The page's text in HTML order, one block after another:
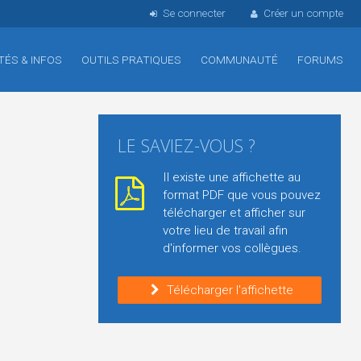
Se connecter Créer un compte
& INFOS OUTILS PRATIQUES COMMUNAUTÉ FORUMS
LE SAVIEZ-VOUS ?
Il existe une affichette au
format PDF que vous pouvez
télécharger et afficher sur
votre lieu de travail afin
d'informer vos collègues.
Télécharger l'affichette